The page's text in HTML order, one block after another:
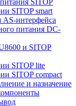
SITOP
SITOP smart
AS-интерфейса
питания DC-
и SITOP
SITOP lite
SITOP compact
и назначение